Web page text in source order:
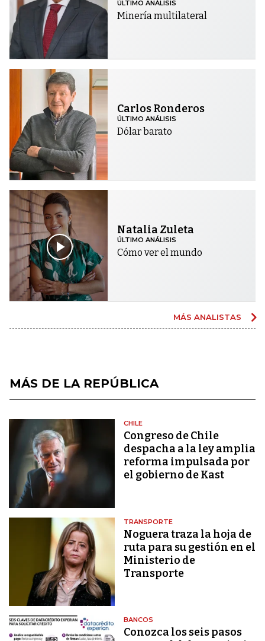
ÚLTIMO ANÁLISIS
Minería multilateral
Carlos Ronderos
ÚLTIMO ANÁLISIS
Dólar barato
Natalia Zuleta
ÚLTIMO ANÁLISIS
Cómo ver el mundo
MÁS ANALISTAS
MÁS DE LA REPÚBLICA
CHILE
Congreso de Chile
despacha a la ley amplia
reforma impulsada por
el gobierno de Kast
TRANSPORTE
Noguera traza la hoja de
ruta para su gestión en el
Ministerio de
Transporte
BANCOS
Conozca los seis pasos